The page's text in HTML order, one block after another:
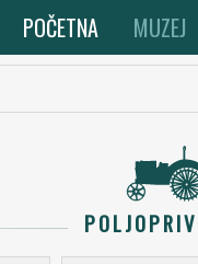
POČETNA MUZEJ